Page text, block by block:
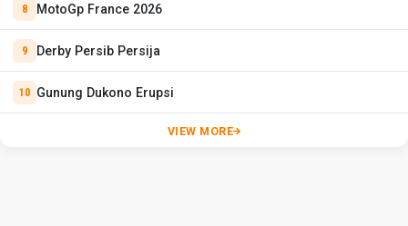
MotoGp France 2026
Derby Persib Persija
Gunung Dukono Erupsi
VIEW MORE